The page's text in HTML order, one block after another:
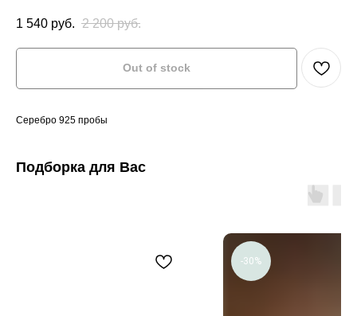
1 540 руб. 2 200 руб.
Out of stock
Серебро 925 пробы
Подборка для Вас
-30%